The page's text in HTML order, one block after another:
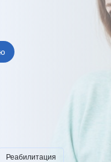
и шеи
Ц
Реабилитация